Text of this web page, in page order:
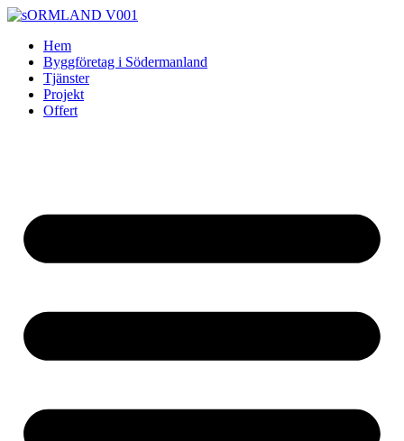
Skip
contentHem
Byggföretag i Södermanland
Tjänster
Projekt
Offert